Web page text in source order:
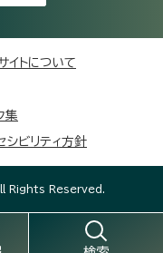
イトについて
集
シビリティ方針
Reserved.